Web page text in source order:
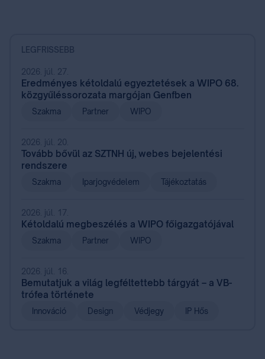
LEGFRISSEBB
2026. júl. 27.
Eredményes kétoldalú egyeztetések a WIPO 68.
közgyűléssorozata margójan Genfben
Szakma Partner WIPO
2026. júl. 20.
Tovább bővül az SZTNH új, webes bejelentési
rendszere
Szakma Iparjogvédelem Tájékoztatás
2026. júl. 17.
Kétoldalú megbeszélés a WIPO főigazgatójával
Szakma Partner WIPO
2026. júl. 16.
Bemutatjuk a világ legféltettebb tárgyát – a VB-
trófea története
Innováció Design Védjegy IP Hős